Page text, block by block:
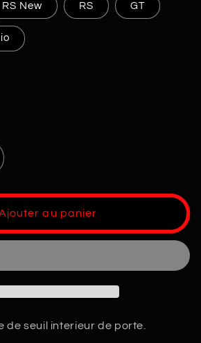
RS New RS GT
au panier
de seuil interieur de porte.